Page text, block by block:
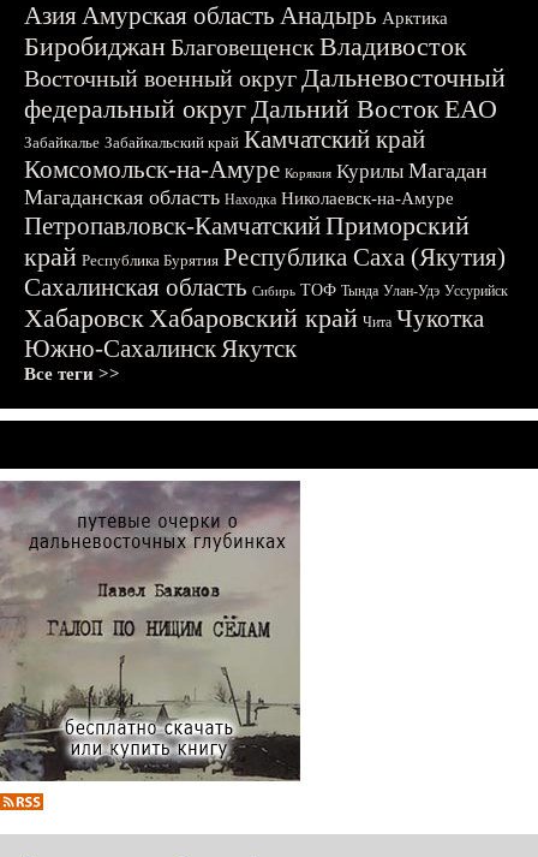
АзияАмурская область Анадырь Арктика
БиробиджанБлаговещенскВладивосток
Восточный военный округДальневосточный
федеральный округДальний ВостокЕАО
Забайкалье Забайкальский край Камчатский край
Комсомольск-на-Амуре Корякия Курилы Магадан
Магаданская область Находка Николаевск-на-Амуре
Петропавловск-КамчатскийПриморский
край Республика Бурятия Республика Саха (Якутия)
Сахалинская область Сибирь ТОФ Тында Улан-Удэ Уссурийск
ХабаровскХабаровский край Чита Чукотка
Южно-СахалинскЯкутск
Все теги >>